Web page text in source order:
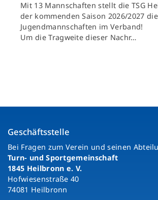
Mit 13 Mannschaften stellt die TSG
der kommenden Saison 2026/2027
Jugendmannschaften im Verband!
Um die Tragweite dieser Nachr…
Geschäftsstelle
Bei Fragen zum Verein und seinen
Turn- und Sportgemeinschaft
1845 Heilbronn e. V.
Hofwiesenstraße 40
74081 Heilbronn